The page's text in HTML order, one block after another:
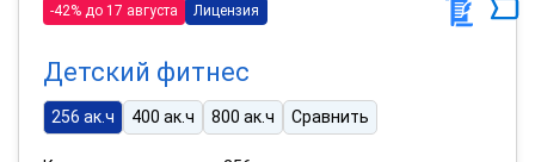
-42% до 17 августа Лицензия
Детский фитнес
256 ак.ч 400 ак.ч 800 ак.ч Сравнить